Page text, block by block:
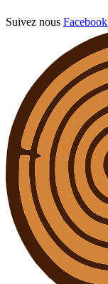
Suivez nous Facebook